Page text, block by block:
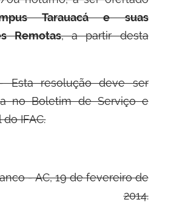
Tarauacá e suas
Remotas, a partir desta
Esta resolução deve ser
no Boletim de Serviço e
IFAC.
- AC, 19 de fevereiro de
2014.